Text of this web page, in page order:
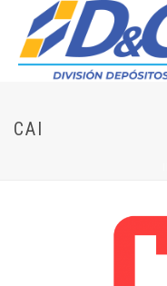
CAI